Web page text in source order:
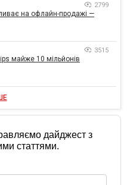
2799
на офлайн-продажі —
3515
майже 10 мільйонів
дайджест з
статтями.